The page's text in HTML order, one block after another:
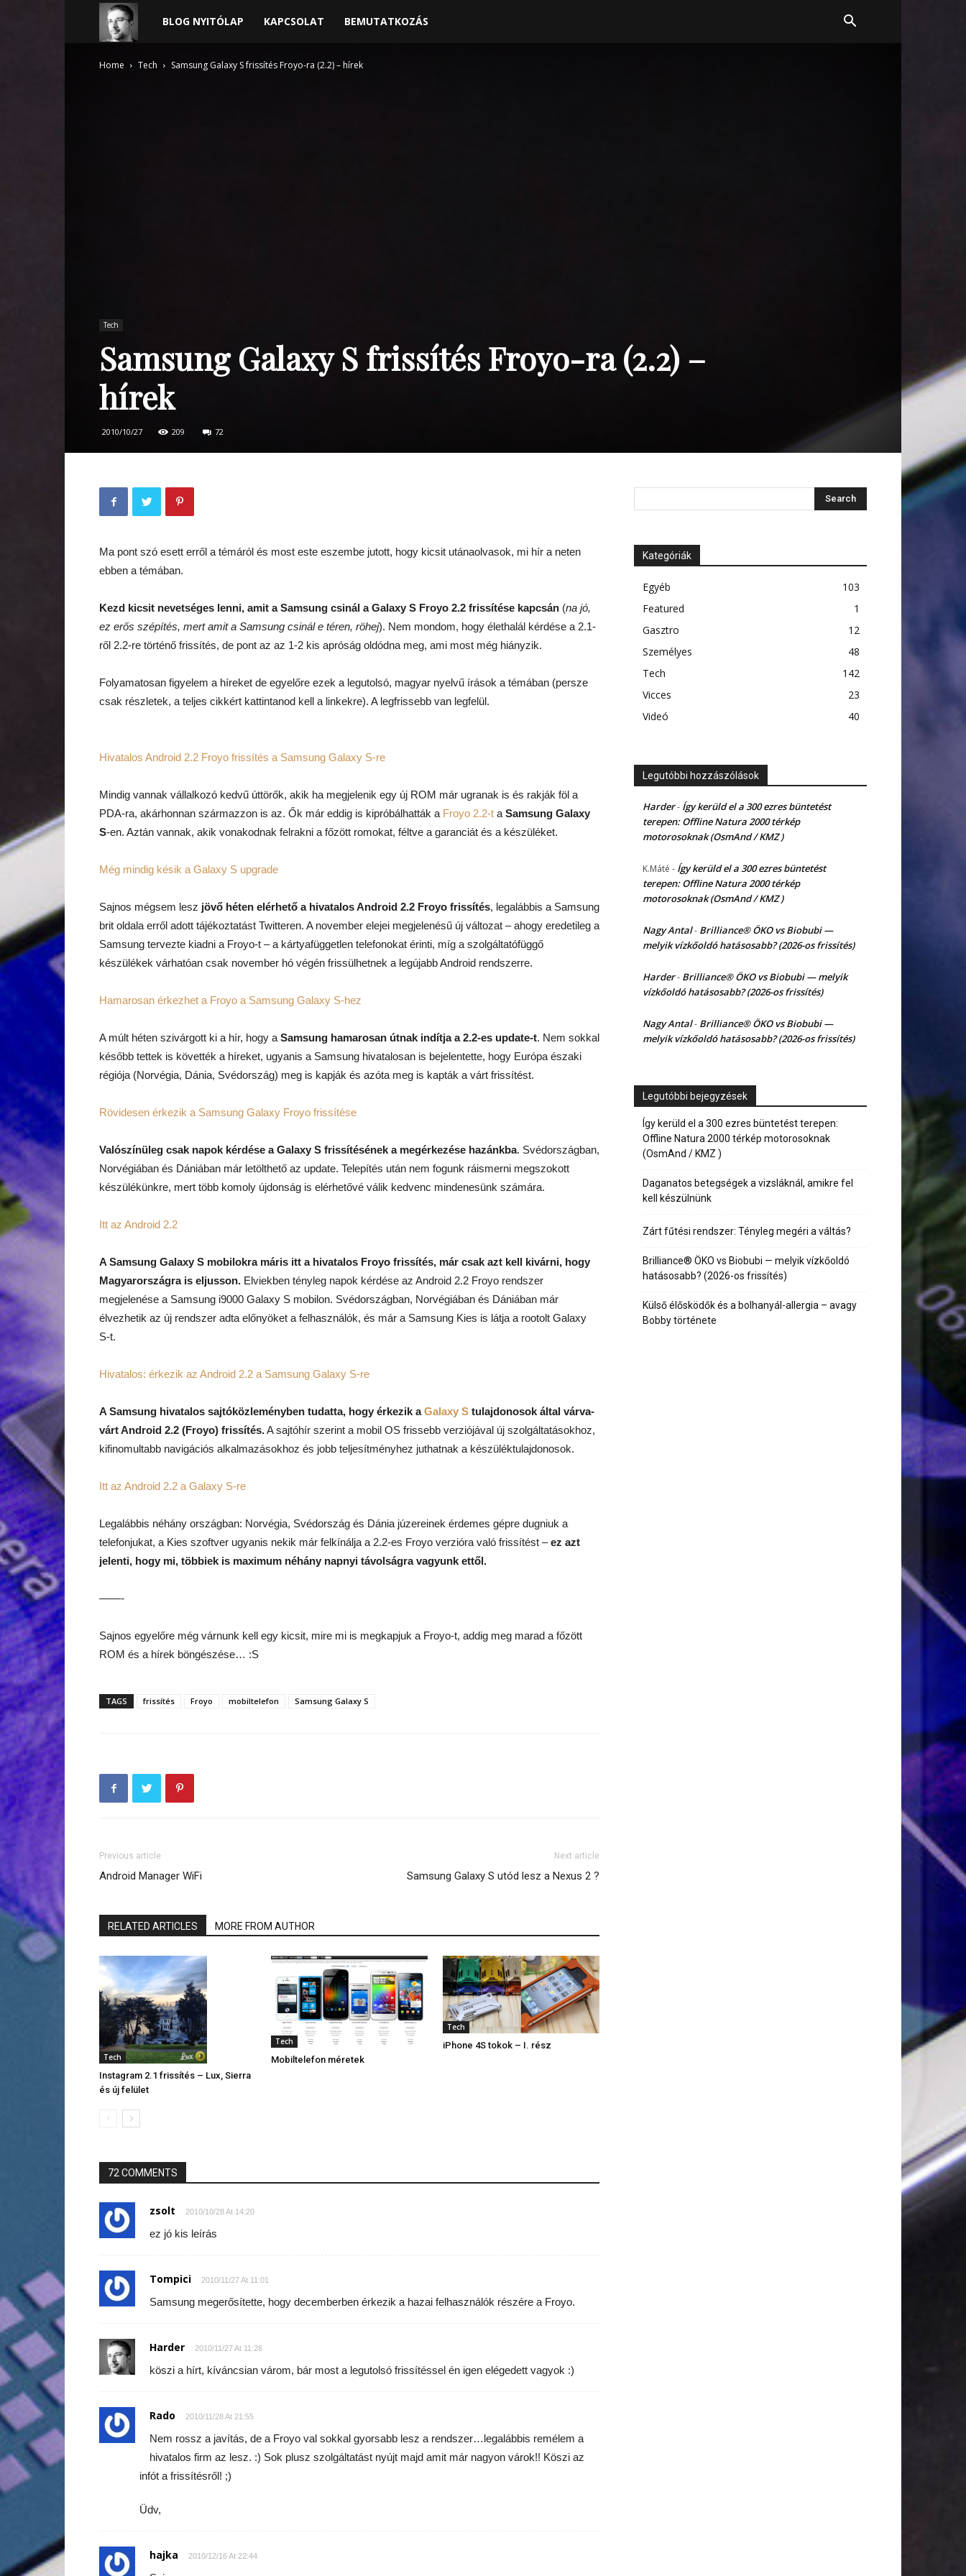
Harder
blogja
BLOG NYITÓLAP KAPCSOLAT BEMUTATKOZÁS
Home Tech Samsung Galaxy S frissítés Froyo-ra (2.2) – hírek
Tech
Samsung Galaxy S frissítés Froyo-ra (2.2) –
hírek
2010/10/27 209 72
Ma pont szó esett erről a témáról és most este eszembe jutott, hogy kicsit utánaolvasok, mi hír a neten
ebben a témában.
Kezd kicsit nevetséges lenni, amit a Samsung csinál a Galaxy S Froyo 2.2 frissítése kapcsán (na jó,
ez erős szépítés, mert amit a Samsung csinál e téren, röhej). Nem mondom, hogy élethalál kérdése a 2.1-
ről 2.2-re történő frissítés, de pont az az 1-2 kis apróság oldódna meg, ami most még hiányzik.
Folyamatosan figyelem a híreket de egyelőre ezek a legutolsó, magyar nyelvű írások a témában (persze
csak részletek, a teljes cikkért kattintanod kell a linkekre). A legfrissebb van legfelül.
Hivatalos Android 2.2 Froyo frissítés a Samsung Galaxy S-re
Mindig vannak vállalkozó kedvű úttörők, akik ha megjelenik egy új ROM már ugranak is és rakják föl a
PDA-ra, akárhonnan származzon is az. Ők már eddig is kipróbálhatták a Froyo 2.2-t a Samsung Galaxy
S-en. Aztán vannak, akik vonakodnak felrakni a főzött romokat, féltve a garanciát és a készüléket.
Még mindig késik a Galaxy S upgrade
Sajnos mégsem lesz jövő héten elérhető a hivatalos Android 2.2 Froyo frissítés, legalábbis a Samsung
brit oldala erről adott tájékoztatást Twitteren. A november elejei megjelenésű új változat – ahogy eredetileg a
Samsung tervezte kiadni a Froyo-t – a kártyafüggetlen telefonokat érinti, míg a szolgáltatófüggő
készülékek várhatóan csak november hó végén frissülhetnek a legújabb Android rendszerre.
Hamarosan érkezhet a Froyo a Samsung Galaxy S-hez
A múlt héten szivárgott ki a hír, hogy a Samsung hamarosan útnak indítja a 2.2-es update-t. Nem sokkal
később tettek is követték a híreket, ugyanis a Samsung hivatalosan is bejelentette, hogy Európa északi
régiója (Norvégia, Dánia, Svédország) meg is kapják és azóta meg is kapták a várt frissítést.
Rövidesen érkezik a Samsung Galaxy Froyo frissítése
Valószínüleg csak napok kérdése a Galaxy S frissítésének a megérkezése hazánkba. Svédországban,
Norvégiában és Dániában már letölthető az update. Telepítés után nem fogunk ráismerni megszokott
készülékünkre, mert több komoly újdonság is elérhetővé válik kedvenc mindenesünk számára.
Itt az Android 2.2
A Samsung Galaxy S mobilokra máris itt a hivatalos Froyo frissítés, már csak azt kell kivárni, hogy
Magyarországra is eljusson. Elviekben tényleg napok kérdése az Android 2.2 Froyo rendszer
megjelenése a Samsung i9000 Galaxy S mobilon. Svédországban, Norvégiában és Dániában már
élvezhetik az új rendszer adta előnyöket a felhasználók, és már a Samsung Kies is látja a rootolt Galaxy
S-t.
Hivatalos: érkezik az Android 2.2 a Samsung Galaxy S-re
A Samsung hivatalos sajtóközleményben tudatta, hogy érkezik aGalaxy S tulajdonosok által várva-
várt Android 2.2 (Froyo) frissítés.A sajtóhír szerint a mobil OS frissebb verziójával új szolgáltatásokhoz,
kifinomultabb navigációs alkalmazásokhoz és jobb teljesítményhez juthatnak a készüléktulajdonosok.
Itt az Android 2.2 a Galaxy S-re
Legalábbis néhány országban: Norvégia, Svédország és Dánia júzereinek érdemes gépre dugniuk a
telefonjukat, a Kies szoftver ugyanis nekik már felkínálja a 2.2-es Froyo verzióra való frissítést –ez azt
jelenti, hogy mi, többiek is maximum néhány napnyi távolságra vagyunk ettől.
——-
Sajnos egyelőre még várnunk kell egy kicsit, mire mi is megkapjuk a Froyo-t, addig meg marad a főzött
ROM és a hírek böngészése… :S
TAGS frissítés Froyo mobiltelefon Samsung Galaxy S
Previous article
Android Manager WiFi
Next article
Samsung Galaxy S utód lesz a Nexus 2 ?
RELATED ARTICLES MORE FROM AUTHOR
Tech
Instagram 2.1 frissítés – Lux, Sierra
és új felület
Tech
Mobiltelefon méretek
Tech
iPhone 4S tokok – I. rész
72 COMMENTS
zsolt 2010/10/28 At 14:20
ez jó kis leírás
Tompici 2010/11/27 At 11:01
Samsung megerősítette, hogy decemberben érkezik a hazai felhasználók részére a Froyo.
Harder 2010/11/27 At 11:26
köszi a hírt, kíváncsian várom, bár most a legutolsó frissítéssel én igen elégedett vagyok :)
Rado 2010/11/28 At 21:55
Nem rossz a javítás, de a Froyo val sokkal gyorsabb lesz a rendszer…legalábbis remélem a
hivatalos firm az lesz. :) Sok plusz szolgáltatást nyújt majd amit már nagyon várok!! Köszi az
infót a frissítésről! ;)
Üdv,
hajka 2010/12/16 At 22:44
Kategóriák
Egyéb
103
Featured
1
Gasztro
12
Személyes
48
Tech
142
Vicces
23
Videó
40
Legutóbbi hozzászólások
Harder- Így kerüld el a 300 ezres büntetést
terepen: Offline Natura 2000 térkép
motorosoknak (OsmAnd / KMZ )
K.Máté - Így kerüld el a 300 ezres büntetést
terepen: Offline Natura 2000 térkép
motorosoknak (OsmAnd / KMZ )
Nagy Antal- Brilliance® ÖKO vs Biobubi —
melyik vízkőoldó hatásosabb? (2026-os frissítés)
Harder- Brilliance® ÖKO vs Biobubi — melyik
vízkőoldó hatásosabb? (2026-os frissítés)
Nagy Antal- Brilliance® ÖKO vs Biobubi —
melyik vízkőoldó hatásosabb? (2026-os frissítés)
Legutóbbi bejegyzések
Így kerüld el a 300 ezres büntetést terepen:
Offline Natura 2000 térkép motorosoknak
(OsmAnd / KMZ )
Daganatos betegségek a vizsláknál, amikre fel
kell készülnünk
Zárt fűtési rendszer: Tényleg megéri a váltás?
Brilliance® ÖKO vs Biobubi — melyik vízkőoldó
hatásosabb? (2026-os frissítés)
Külső élősködők és a bolhanyál-allergia – avagy
Bobby története